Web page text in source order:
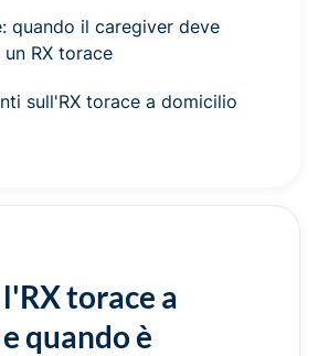
quando il caregiver deve
RX torace
sull'RX torace a domicilio
torace a
quando è